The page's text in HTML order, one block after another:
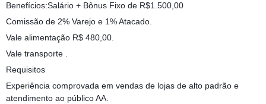
Benefícios:Salário + Bônus Fixo de R$1.500,00
Comissão de 2% Varejo e 1% Atacado.
Vale alimentação R$ 480,00.
Vale transporte .
Requisitos
Experiência comprovada em vendas de lojas de alto padrão e
atendimento ao público AA.